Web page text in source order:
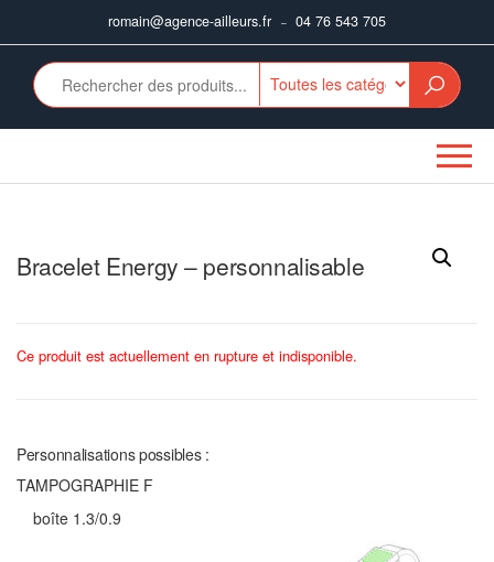
romain@agence-ailleurs.fr – 04 76 543 705
Bracelet Energy – personnalisable
Ce produit est actuellement en rupture et indisponible.
Personnalisations possibles :
TAMPOGRAPHIE F
boîte 1.3/0.9